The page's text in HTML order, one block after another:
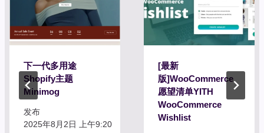
下一代多用途
Shopify主题
Minimog
发布
2025年8月2日 上午9:20
[最新
版]WooCommerce
愿望清单YITH
WooCommerce
Wishlist